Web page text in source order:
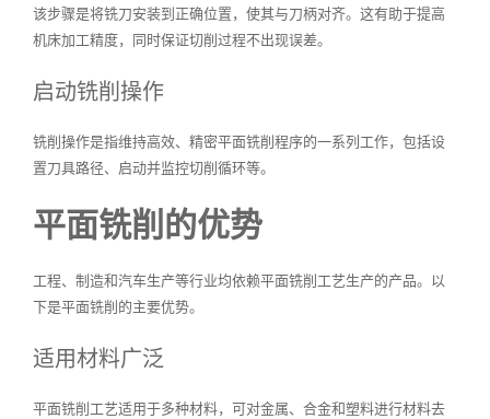
该步骤是将铣刀安装到正确位置，使其与刀柄对齐。这有助于提高
机床加工精度，同时保证切削过程不出现误差。
启动铣削操作
铣削操作是指维持高效、精密平面铣削程序的一系列工作，包括设
置刀具路径、启动并监控切削循环等。
平面铣削的优势
工程、制造和汽车生产等行业均依赖平面铣削工艺生产的产品。以
下是平面铣削的主要优势。
适用材料广泛
平面铣削工艺适用于多种材料，可对金属、合金和塑料进行材料去